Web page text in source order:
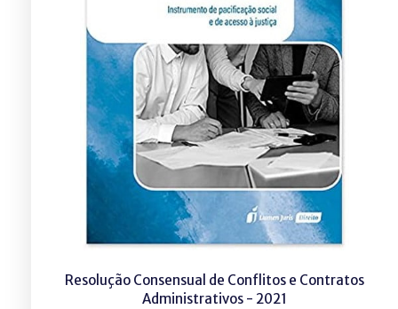
Resolução Consensual de Conflitos e Contratos
Administrativos - 2021